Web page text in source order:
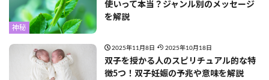
神秘
使いって本当？ジャンル別のメッセージ
を解説
2025年11月8日 2025年10月18日
双子を授かる人のスピリチュアル的な特
徴5つ！双子妊娠の予兆や意味を解説